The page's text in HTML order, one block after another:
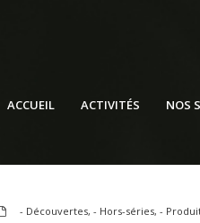
ACCUEIL ACTIVITÉS NOS
- Découvertes, - Hors-séries, -